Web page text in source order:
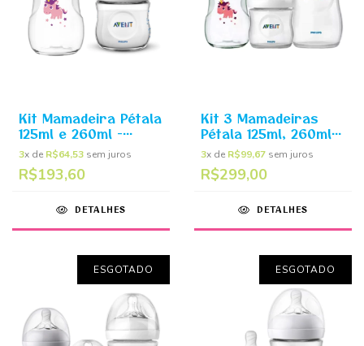
Kit Mamadeira Pétala
125ml e 260ml -
Philips Avent
3x de R$64,53 sem juros
R$193,60
DETALHES
Kit 3 Mamadeiras
Pétala 125ml, 260ml e
330ml - Philips Avent
3x de R$99,67 sem juros
R$299,00
DETALHES
ESGOTADO ESGOTADO